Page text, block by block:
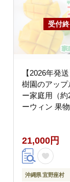
【2026年発
樹園のアップ
ー家庭用（約
ーウィン 果
り 美味しい
すめ フルーツ
先行予約 食品
地直送 送料無
21,000円
沖縄県 宜野座村